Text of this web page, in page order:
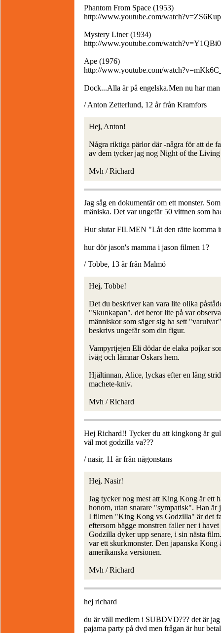
Phantom From Space (1953)
http://www.youtube.com/
Mystery Liner (1934)
http://www.youtube.com/
Ape (1976)
http://www.youtube.com/
Dock...Alla är på engelska.Men nu har
/ Anton Zetterlund, 12 år från Kramfors
Hej, Anton!
Några riktiga pärlor där -några för att de
av dem tycker jag nog Night of the
Mvh / Richard
Jag såg en dokumentär om ett monster.
mäniska. Det var ungefär 50 vittnen som
Hur slutar FILMEN "Låt den rätte komma
hur dör jason's mamma i jason filmen 1?
/ Tobbe, 13 år från Malmö
Hej, Tobbe!
Det du beskriver kan vara lite olika
"Skunkapan". det beror lite på var
människor som säger sig ha sett
beskrivs ungefär som din figur.
Vampyrtjejen Eli dödar de elaka pojkar
iväg och lämnar Oskars hem.
Hjältinnan, Alice, lyckas efter en lång
machete-kniv.
Mvh / Richard
Hej Richard!! Tycker du att kingkong är
väl mot godzilla va???
/ nasir, 11 år från någonstans
Hej, Nasir!
Jag tycker nog mest att King Kong är ett
honom, utan snarare "sympatisk". Han
I filmen "King Kong vs Godzilla" är det
eftersom bägge monstren faller ner i
Godzilla dyker upp senare, i sin nästa
var ett skurkmonster. Den japanska
amerikanska versionen.
Mvh / Richard
hej richard
du är väll medlem i SUBDVD??? det är jag
pajama party på dvd men frågan är hur